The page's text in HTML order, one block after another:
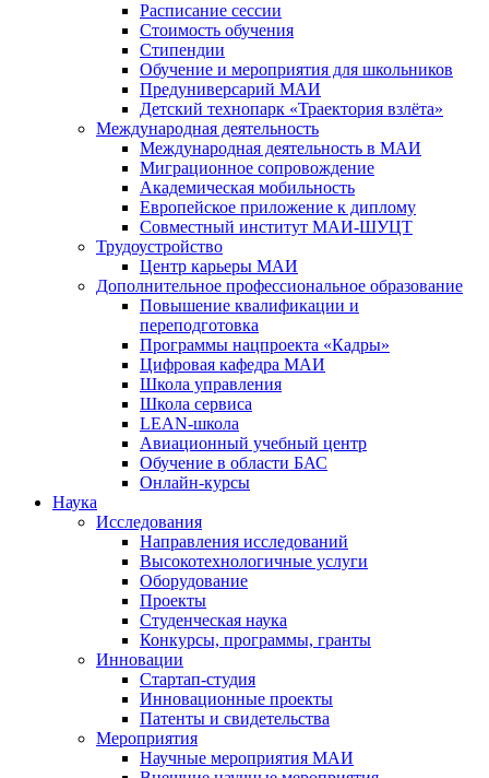
Расписание сессии
Стоимость обучения
Стипендии
Обучение и мероприятия для школьников
Предуниверсарий МАИ
Детский технопарк «Траектория взлёта»
Международная деятельность
Международная деятельность в МАИ
Миграционное сопровождение
Академическая мобильность
Европейское приложение к диплому
Совместный институт МАИ-ШУЦТ
Трудоустройство
Центр карьеры МАИ
Дополнительное профессиональное образование
Повышение квалификации и
переподготовка
Программы нацпроекта «Кадры»
Цифровая кафедра МАИ
Школа управления
Школа сервиса
LEAN-школа
Авиационный учебный центр
Обучение в области БАС
Онлайн-курсы
Наука
Исследования
Направления исследований
Высокотехнологичные услуги
Оборудование
Проекты
Студенческая наука
Конкурсы, программы, гранты
Инновации
Стартап-студия
Инновационные проекты
Патенты и свидетельства
Мероприятия
Научные мероприятия МАИ